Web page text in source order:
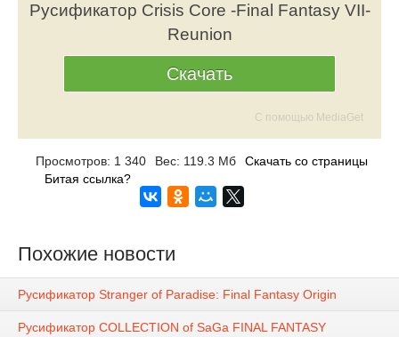
Русификатор Crisis Core -Final Fantasy VII-
Reunion
Скачать
С помощью MediaGet
Просмотров: 1 340 Вес: 119.3 Мб
Скачать со страницы
Битая ссылка?
Похожие новости
Русификатор Stranger of Paradise: Final Fantasy Origin
Русификатор COLLECTION of SaGa FINAL FANTASY